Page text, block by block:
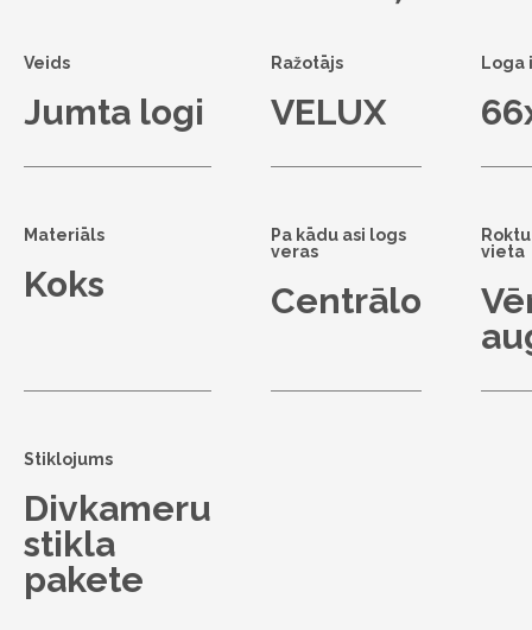
Veids
Jumta logi
Ražotājs
VELUX
Loga
Materiāls
Koks
Pa kādu asi logs
veras
Centrālo
vieta
Stiklojums
Divkameru
stikla
pakete